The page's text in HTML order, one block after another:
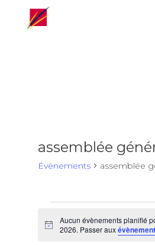
assemblée
Évènements assemblée
for
Notice
Aucun évènements planifié
2026. Passer aux